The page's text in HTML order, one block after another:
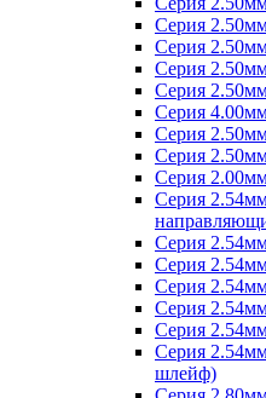
Серия
Серия
Серия
Серия
Серия
Серия
Серия
Серия
Серия
Серия
Серия
Серия
Серия
Серия
Серия
шлейф)